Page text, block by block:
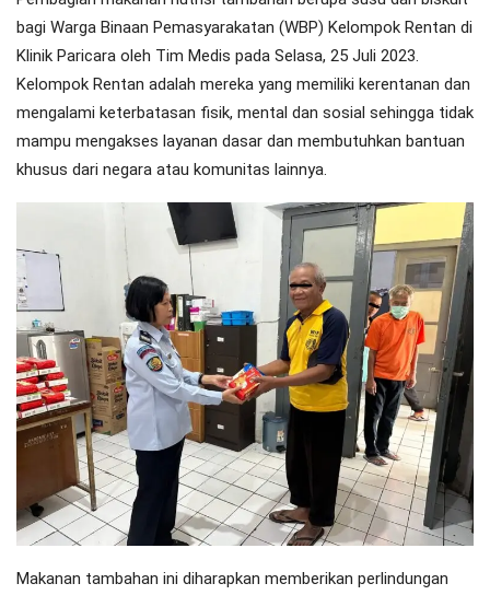
bagi Warga Binaan Pemasyarakatan (WBP) Kelompok Rentan di
Klinik Paricara oleh Tim Medis pada Selasa, 25 Juli 2023.
Kelompok Rentan adalah mereka yang memiliki kerentanan dan
mengalami keterbatasan fisik, mental dan sosial sehingga tidak
mampu mengakses layanan dasar dan membutuhkan bantuan
khusus dari negara atau komunitas lainnya.
Makanan tambahan ini diharapkan memberikan perlindungan